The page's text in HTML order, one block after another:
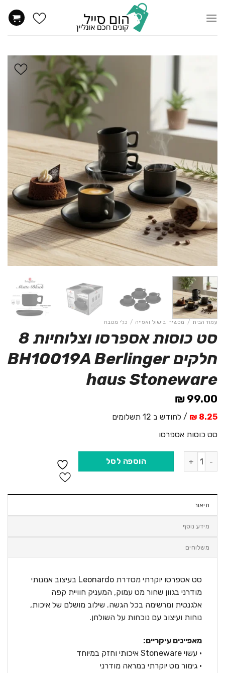
עמוד הבית / מכשירי בישול ואפייה / כלי מטבח
סט כוסות אספרסו וצלוחיות 8
חלקים BH10019A Berlinger
haus Stoneware
99.00
₪
8.25 ₪
/ לחודש ב 12 תשלומים
סט כוסות אספרסו
כמות של סט כוסות אספרסו וצלוחיות 8 חלקים BH10019A Berlinger haus Stoneware
הוספה לסל
תיאור
מידע נוסף
משלוחים
סט אספרסו יוקרתי מסדרת Leonardo בעיצוב אמנותי
מודרני בגוון שחור מט עמוק, המעניק חוויית קפה
אלגנטית ומרשימה בכל הגשה. שילוב מושלם של איכות,
נוחות ועיצוב עם נוכחות על השולחן.
מאפיינים עיקריים:
• עשוי Stoneware איכותי וחזק במיוחד
• גימור מט יוקרתי במראה מודרני